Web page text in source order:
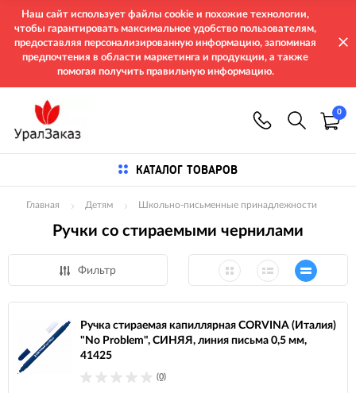
Наш сайт использует файлы cookie и похожие технологии,
чтобы гарантировать максимальное удобство пользователям,
предоставляя персонализированную информацию, запоминая
предпочтения в области маркетинга и продукции, а также
помогая получить правильную информацию.
0
КАТАЛОГ ТОВАРОВ
Главная Детям Школьно-письменные принадлежности
Ручки со стираемыми чернилами
Фильтр
Ручка стираемая капиллярная CORVINA (Италия)
"No Problem", СИНЯЯ, линия письма 0,5 мм,
41425
(0)